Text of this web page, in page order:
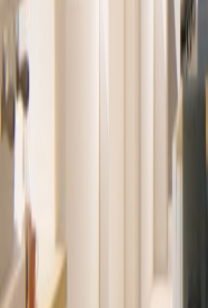
de CRCPrecio a
Frente al Colegio
de CRCPrecio a
C.40, Mántica, 10102
por
06th Floor, Escazu
10201
de CRC225
Oficinas